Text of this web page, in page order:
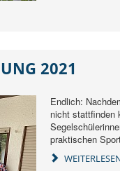
2021
Endlich:
nicht stattfinden
praktischen